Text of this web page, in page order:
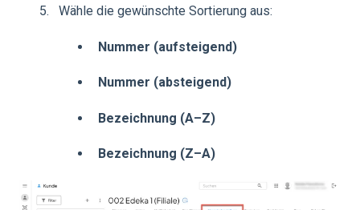
Wähle die gewünschte Sortierung aus:
Nummer (aufsteigend)
Nummer (absteigend)
Bezeichnung (A–Z)
Bezeichnung (Z–A)